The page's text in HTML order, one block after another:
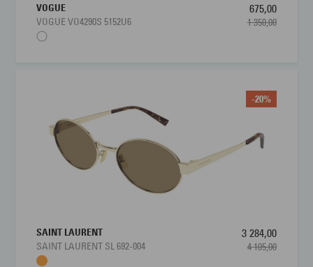
VOGUE
VOGUE VO4290S 5152U6
675,00
1 350,00
-20%
SAINT LAURENT
SAINT LAURENT SL 692-004
3 284,00
4 105,00